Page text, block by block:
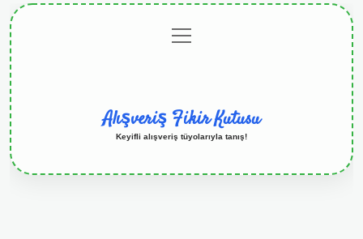
menüyü
aç
Alışveriş Fikir Kutusu
Keyifli alışveriş tüyolarıyla tanış!